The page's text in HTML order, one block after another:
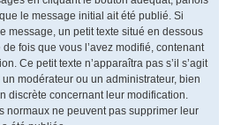
le message initial ait été publié. Si
message, un petit texte situé en dessous
fois que vous l’avez modifié, contenant
Ce petit texte n’apparaîtra pas s’il s’agit
modérateur ou un administrateur, bien
discrète concernant leur modification.
normaux ne peuvent pas supprimer leur